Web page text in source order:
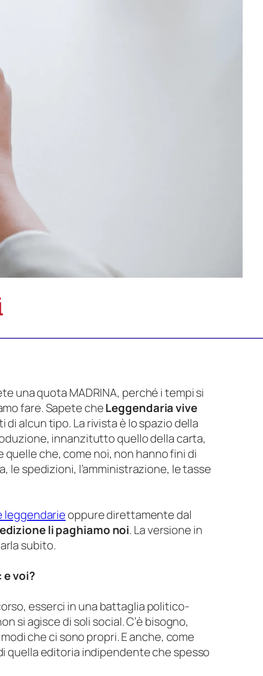
una quota MADRINA, perché i tempi si
fare. Sapete cheLeggendaria vive
alcun tipo. La rivista è lo spazio della
innanzitutto quello della carta,
che, come noi, non hanno fini di
le spedizioni, l’amministrazione, le tasse
leggendarieoppure direttamente dal
li paghiamo noi. La versione in
subito.
voi?
esserci in una battaglia politico-
si agisce di soli social. C’è bisogno,
che ci sono propri. E anche, come
quella editoria indipendente che spesso